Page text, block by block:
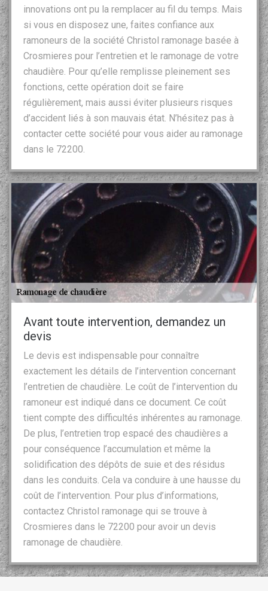
innovations ont pu la remplacer au fil du temps. Mais
si vous en disposez une, faites confiance aux
ramoneurs de la société Christol ramonage basée à
Crosmieres pour l’entretien et le ramonage de votre
chaudière. Pour qu’elle remplisse pleinement ses
fonctions, cette opération doit se faire
régulièrement, mais aussi éviter plusieurs risques
d’accident liés à son mauvais état. N’hésitez pas à
contacter cette société pour vous aider au ramonage
dans le 72200.
Avant toute intervention, demandez un
devis
Le devis est indispensable pour connaître
exactement les détails de l’intervention concernant
l’entretien de chaudière. Le coût de l’intervention du
ramoneur est indiqué dans ce document. Ce coût
tient compte des difficultés inhérentes au ramonage.
De plus, l’entretien trop espacé des chaudières a
pour conséquence l’accumulation et même la
solidification des dépôts de suie et des résidus
dans les conduits. Cela va conduire à une hausse du
coût de l’intervention. Pour plus d’informations,
contactez Christol ramonage qui se trouve à
Crosmieres dans le 72200 pour avoir un devis
ramonage de chaudière.